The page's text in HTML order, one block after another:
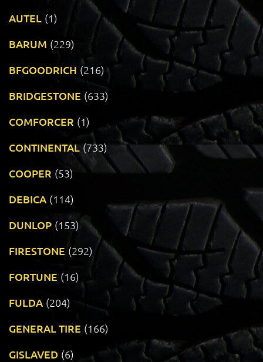
AUTEL (1)
BARUM (229)
BFGOODRICH (216)
BRIDGESTONE (633)
COMFORCER (1)
CONTINENTAL (733)
COOPER (53)
DEBICA (114)
DUNLOP (153)
FIRESTONE (292)
FORTUNE (16)
FULDA (204)
GENERAL TIRE (166)
GISLAVED (6)